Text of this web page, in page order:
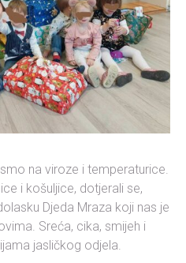
na viroze i temperaturice.
i košuljice, dotjerali se,
Djeda Mraza koji nas je
Sreća, cika, smijeh i
jasličkog odjela.